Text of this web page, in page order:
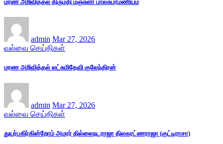
மரண அறிவித்தல் திருமதி மஞ்சுளா பாலசுப்ரமணியம்
admin Mar 27, 2026
வல்வை செய்திகள்
மரண அறிவித்தல் லட்சுமிதேவி குலேந்திரன்
admin Mar 27, 2026
வல்வை செய்திகள்
துயர்பகிர்கின்றோம் அமரர் தில்லைநடராஜா திலகரட்ணராஜா (குட்டிராசா)